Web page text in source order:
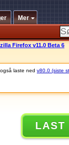
Mer
Firefox v11.0 Beta 6
laste ned v80.0 (siste
LAST